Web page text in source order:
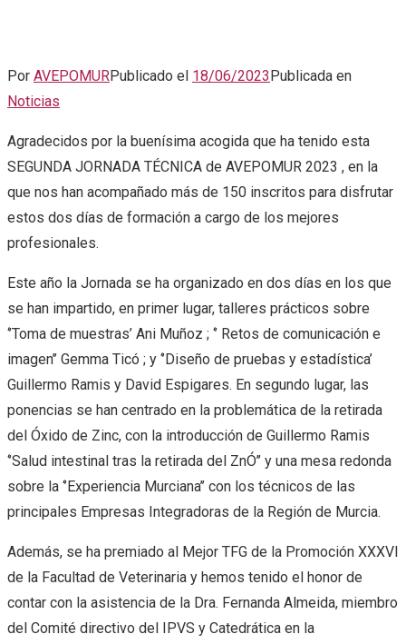
Por AVEPOMURPublicado el 18/06/2023 Publicada en
Noticias
Agradecidos por la buenísima acogida que ha tenido esta
SEGUNDA JORNADA TÉCNICA de AVEPOMUR 2023 , en la
que nos han acompañado más de 150 inscritos para disfrutar
estos dos días de formación a cargo de los mejores
profesionales.
Este año la Jornada se ha organizado en dos días en los que
se han impartido, en primer lugar, talleres prácticos sobre
‘’Toma de muestras’ Ani Muñoz ; ‘’ Retos de comunicación e
imagen’’ Gemma Ticó ; y ‘’Diseño de pruebas y estadística’
Guillermo Ramis y David Espigares. En segundo lugar, las
ponencias se han centrado en la problemática de la retirada
del Óxido de Zinc, con la introducción de Guillermo Ramis
‘’Salud intestinal tras la retirada del ZnÓ’’ y una mesa redonda
sobre la ‘’Experiencia Murciana’’ con los técnicos de las
principales Empresas Integradoras de la Región de Murcia.
Además, se ha premiado al Mejor TFG de la Promoción XXXVI
de la Facultad de Veterinaria y hemos tenido el honor de
contar con la asistencia de la Dra. Fernanda Almeida, miembro
del Comité directivo del IPVS y Catedrática en la